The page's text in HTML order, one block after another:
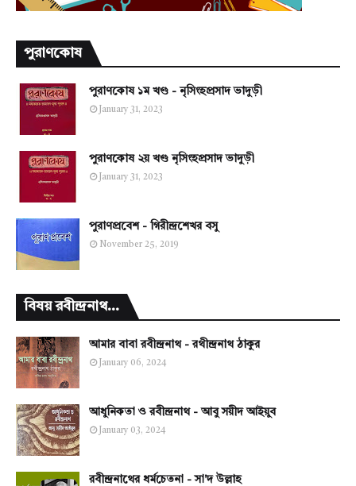
পুরাণকোষ
পুরাণকোষ ১ম খণ্ড - নৃসিংহপ্রসাদ ভাদুড়ী
January 31, 2023
পুরাণকোষ ২য় খণ্ড নৃসিংহপ্রসাদ ভাদুড়ী
January 31, 2023
পুরাণপ্রবেশ - গিরীন্দ্রশেখর বসু
November 25, 2019
বিষয় রবীন্দ্রনাথ...
আমার বাবা রবীন্দ্রনাথ - রথীন্দ্রনাথ ঠাকুর
January 06, 2024
আধুনিকতা ও রবীন্দ্রনাথ - আবু সয়ীদ আইয়ুব
January 03, 2024
রবীন্দ্রনাথের ধর্মচেতনা - সা'দ উল্লাহ